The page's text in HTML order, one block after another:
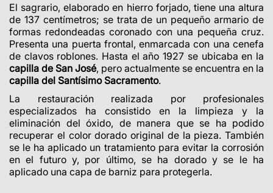
El sagrario, elaborado en hierro forjado, tiene una altura
de 137 centímetros; se trata de un pequeño armario de
formas redondeadas coronado con una pequeña cruz.
Presenta una puerta frontal, enmarcada con una cenefa
de clavos roblones. Hasta el año 1927 se ubicaba en la
capilla de San José, pero actualmente se encuentra en la
capilla del Santísimo Sacramento.
La restauración realizada por profesionales
especializados ha consistido en la limpieza y la
eliminación del óxido, de manera que se ha podido
recuperar el color dorado original de la pieza. También
se le ha aplicado un tratamiento para evitar la corrosión
en el futuro y, por último, se ha dorado y se le ha
aplicado una capa de barniz para protegerla.